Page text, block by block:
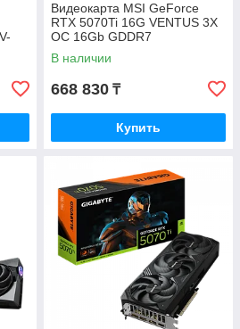
Видеокарта MSI GeForce
RTX 5070Ti 16G VENTUS 3X
OC 16Gb GDDR7
В наличии
668 830 ₸
Купить